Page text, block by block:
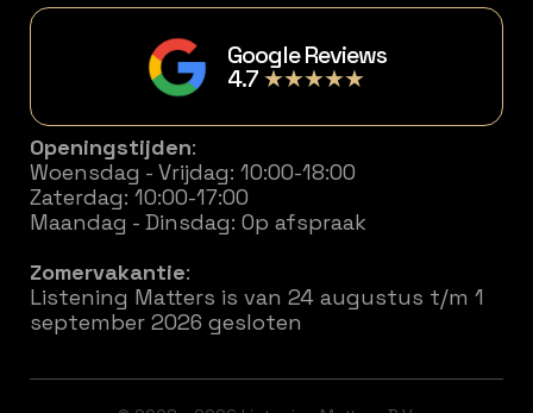
Google Reviews
4.7★★★★★
Openingstijden:
Woensdag - Vrijdag: 10:00-18:00
Zaterdag: 10:00-17:00
Maandag - Dinsdag: Op afspraak
Zomervakantie:
Listening Matters is van 24 augustus t/m 1
september 2026 gesloten